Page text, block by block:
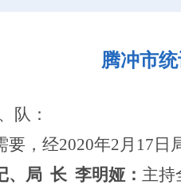
腾冲市
、
队：
要 ，经2020年2月 17 日
、局 长 李明娅 ： 主持